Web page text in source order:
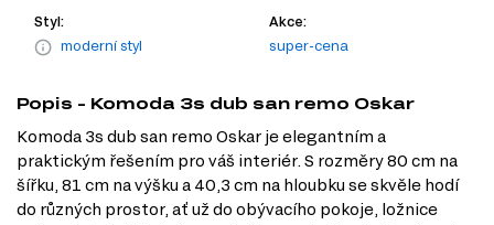
Styl:
moderní styl
Akce:
super-cena
Popis - Komoda 3s dub san remo Oskar
Komoda 3s dub san remo Oskar je elegantním a
praktickým řešením pro váš interiér. S rozměry 80 cm na
šířku, 81 cm na výšku a 40,3 cm na hloubku se skvěle hodí
do různých prostor, ať už do obývacího pokoje, ložnice